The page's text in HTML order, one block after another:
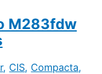
M283fdw
, CIS, Compacta,